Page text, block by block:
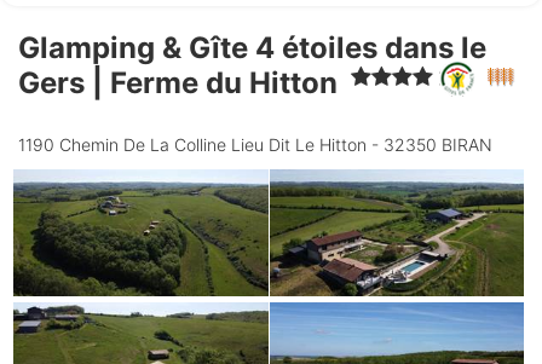
Glamping & Gîte 4 étoiles dans le
Gers | Ferme du Hitton
1190 Chemin De La Colline Lieu Dit Le Hitton - 32350 BIRAN